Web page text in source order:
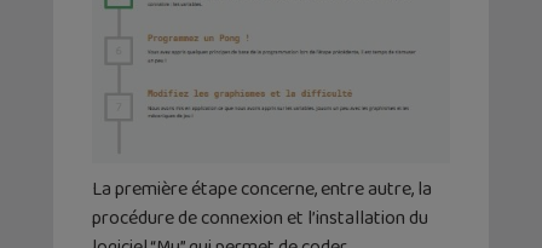
La première étape concerne, entre autre, la
procédure de connexion et l’installation du